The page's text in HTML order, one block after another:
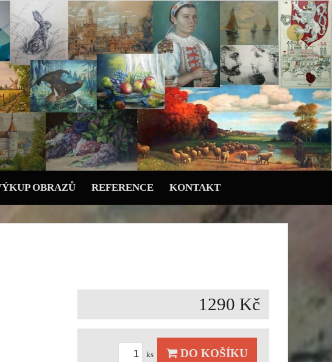
OBRAZŮ REFERENCE KONTAKT
1290 Kč
ks DO KOŠÍKU